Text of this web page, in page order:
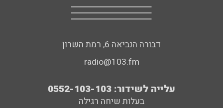
דבורה הנביאה 6, רמת השרון
radio@103.fm
עלייה לשידור: 0552-103-103
בעלות שיחה רגילה